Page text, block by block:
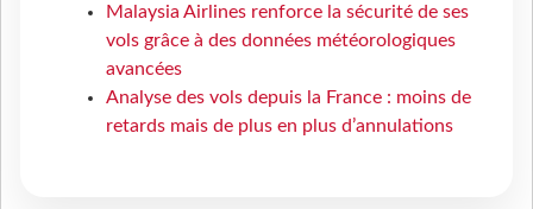
Malaysia Airlines renforce la sécurité de ses
vols grâce à des données météorologiques
avancées
Analyse des vols depuis la France : moins de
retards mais de plus en plus d’annulations